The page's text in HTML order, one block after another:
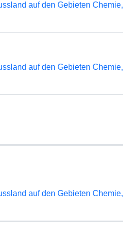
auf den Gebieten Chemie,
auf den Gebieten Chemie,
auf den Gebieten Chemie,